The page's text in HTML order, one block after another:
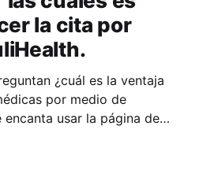
la cita por
¿cuál es la ventaja
usar la página de